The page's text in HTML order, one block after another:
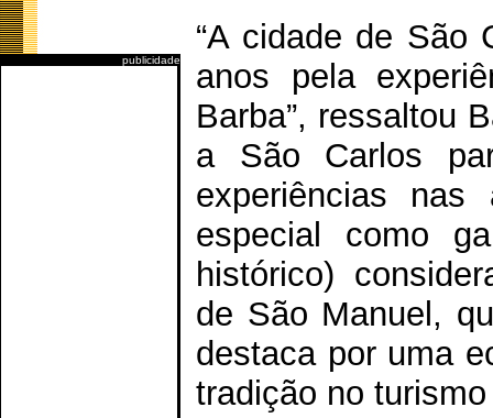
publicidade
“A cidade de São
anos pela
Barba”, ressaltou
a São Carlos
experiências
especial como
histórico)
de São Manuel,
destaca por uma
tradição no